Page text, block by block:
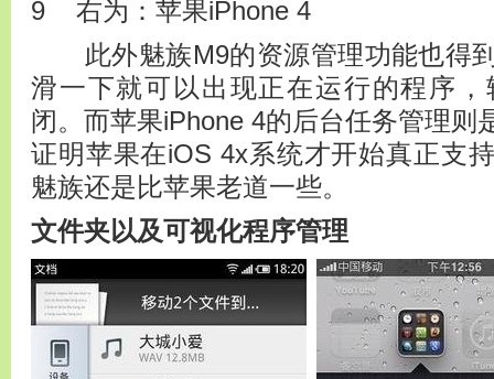
9 右为：苹果iPhone 4
此外魅族M9的资源管理功能也得
滑一下就可以出现正在运行的程序
闭。而苹果iPhone 4的后台任务管理则
证明苹果在iOS 4x系统才开始真正支
魅族还是比苹果老道一些。
文件夹以及可视化程序管理